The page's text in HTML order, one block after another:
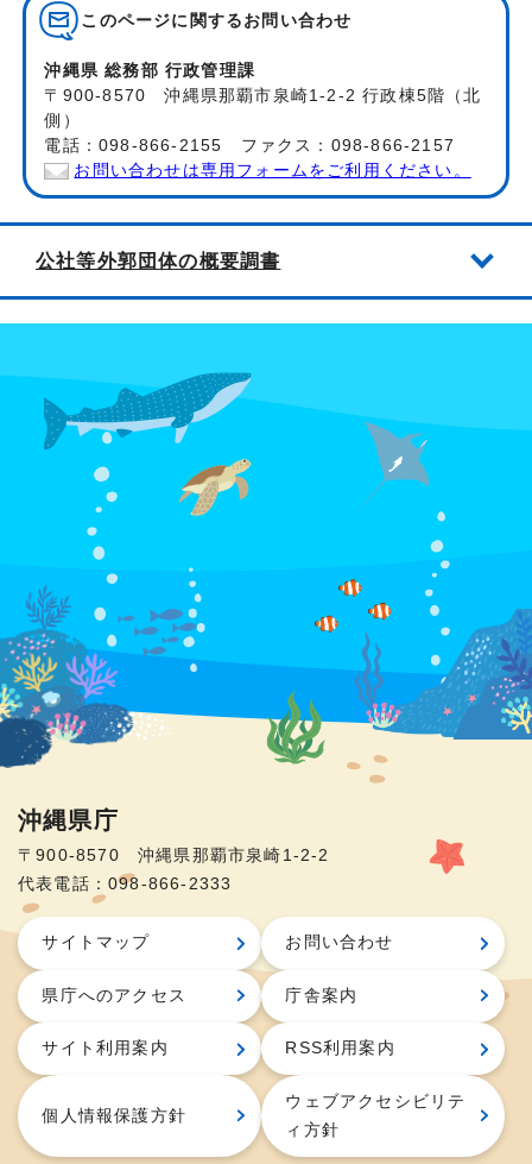
このページに関する お問い合わせ
沖縄県 総務部 行政管理課
〒900-8570 沖縄県那覇市泉崎1-2-2 行政棟5階（北
側）
電話：098-866-2155 ファクス：098-866-2157
お問い合わせは専用フォームをご利用ください。
公社等外郭団体の概要調書
沖縄県庁
〒900-8570 沖縄県那覇市泉崎1-2-2
代表電話：098-866-2333
サイトマップ お問い合わせ
県庁へのアクセス 庁舎案内
サイト利用案内 RSS利用案内
個人情報保護方針
ウェブアクセシビリテ
ィ方針